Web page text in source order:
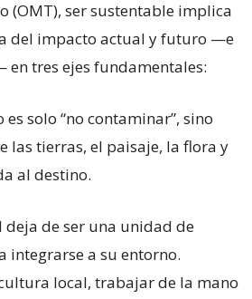
(OMT), ser sustentable implica
del impacto actual y futuro —e
tres ejes fundamentales:
es solo “no contaminar”, sino
las tierras, el paisaje, la flora y
al destino.
deja de ser una unidad de
integrarse a su entorno.
local, trabajar de la mano